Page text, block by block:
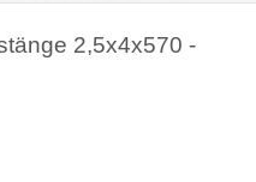
2,5x4x570 -